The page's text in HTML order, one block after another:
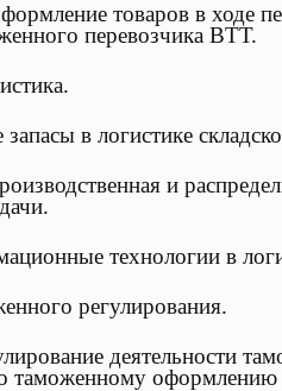
товаров в ходе
перевозчика ВТТ.
в логистике
и
технологии в
регулирования.
деятельности
таможенному оформлению